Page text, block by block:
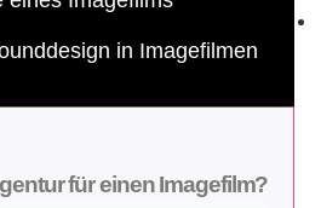
in Imagefilmen
für einen Imagefilm?